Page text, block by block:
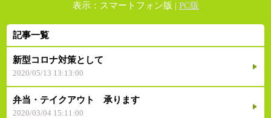
表示：スマートフォン版 | PC版
記事一覧
新型コロナ対策として
2020/05/13 13:13:00
弁当・テイクアウト 承ります
2020/03/04 15:11:00